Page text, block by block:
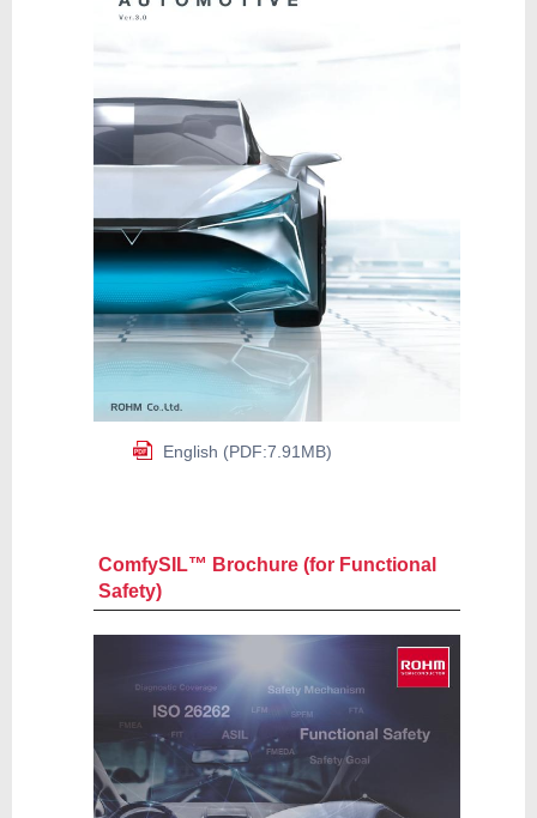
English (PDF:7.91MB)
ComfySIL™ Brochure (for Functional
Safety)